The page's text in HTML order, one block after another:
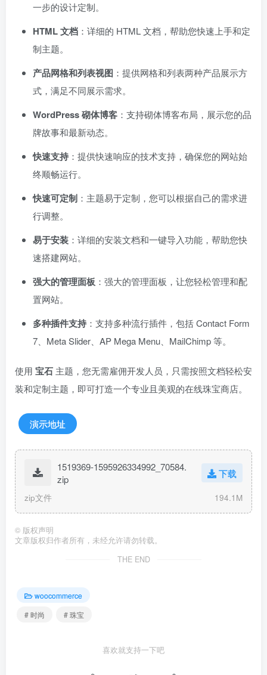
一步的设计定制。
HTML 文档 ：详细的 HTML 文档，帮助您快速上手和定
制主题。
产品网格和列表视图 ：提供网格和列表两种产品展示方
式，满足不同展示需求。
WordPress 砌体博客 ：支持砌体博客布局，展示您的品
牌故事和最新动态。
快速支持：提供快速响应的技术支持，确保您的网站始
终顺畅运行。
快速可定制 ：主题易于定制，您可以根据自己的需求进
行调整。
易于安装 ：详细的安装文档和一键导入功能，帮助您快
速搭建网站。
强大的管理面板 ：强大的管理面板，让您轻松管理和配
置网站。
多种插件支持：支持多种流行插件，包括 Contact Form
7、Meta Slider、AP Mega Menu、MailChimp 等。
使用 宝石 主题，您无需雇佣开发人员，只需按照文档轻松安
装和定制主题，即可打造一个专业且美观的在线珠宝商店。
演示地址
1519369-1595926334992_70584.
zip
下载
zip文件 194.1M
© 版权声明
文章版权归作者所有，未经允许请勿转载。
THE END
woocommerce
# 时尚
# 珠宝
喜欢就支持一下吧